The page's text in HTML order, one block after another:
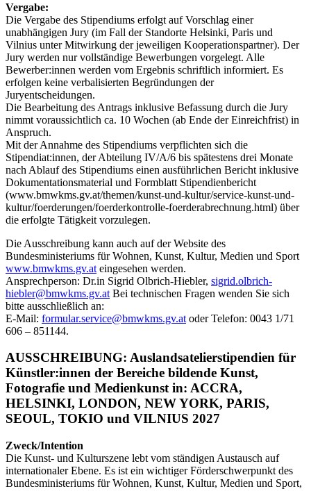
Vergabe:
Die Vergabe des Stipendiums erfolgt auf Vorschlag einer
unabhängigen Jury (im Fall der Standorte Helsinki, Paris und
Vilnius unter Mitwirkung der jeweiligen Kooperationspartner). Der
Jury werden nur vollständige Bewerbungen vorgelegt. Alle
Bewerber:innen werden vom Ergebnis schriftlich informiert. Es
erfolgen keine verbalisierten Begründungen der
Juryentscheidungen.
Die Bearbeitung des Antrags inklusive Befassung durch die Jury
nimmt voraussichtlich ca. 10 Wochen (ab Ende der Einreichfrist) in
Anspruch.
Mit der Annahme des Stipendiums verpflichten sich die
Stipendiat:innen, der Abteilung IV/A/6 bis spätestens drei Monate
nach Ablauf des Stipendiums einen ausführlichen Bericht inklusive
Dokumentationsmaterial und Formblatt Stipendienbericht
(www.bmwkms.gv.at/themen/kunst-und-kultur/service-kunst-und-
kultur/foerderungen/foerderkontrolle-foerderabrechnung.html) über
die erfolgte Tätigkeit vorzulegen.
Die Ausschreibung kann auch auf der Website des
Bundesministeriums für Wohnen, Kunst, Kultur, Medien und Sport
www.bmwkms.gv.at eingesehen werden.
Ansprechperson: Dr.in Sigrid Olbrich-Hiebler, sigrid.olbrich-
hiebler@bmwkms.gv.at Bei technischen Fragen wenden Sie sich
bitte ausschließlich an:
E-Mail: formular.service@bmwkms.gv.at oder Telefon: 0043 1/71
606 – 851144.
AUSSCHREIBUNG: Auslandsatelierstipendien für
Künstler:innen der Bereiche bildende Kunst,
Fotografie und Medienkunst in: ACCRA,
HELSINKI, LONDON, NEW YORK, PARIS,
SEOUL, TOKIO und VILNIUS 2027
Zweck/Intention
Die Kunst- und Kulturszene lebt vom ständigen Austausch auf
internationaler Ebene. Es ist ein wichtiger Förderschwerpunkt des
Bundesministeriums für Wohnen, Kunst, Kultur, Medien und Sport,